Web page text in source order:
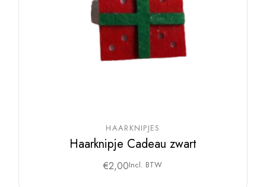
HAARKNIPJES
Haarknipje Cadeau zwart
€2,00Incl. BTW